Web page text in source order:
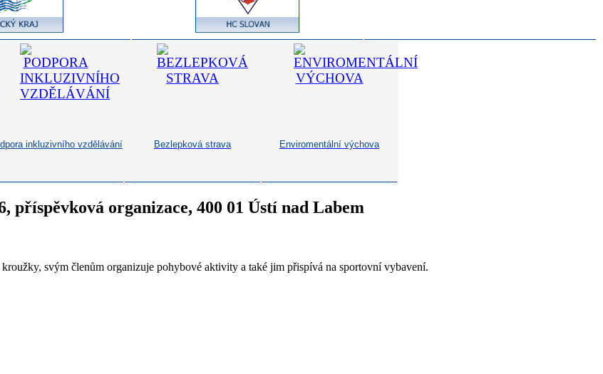
inkluzivního vzdělávání Bezlepková strava Enviromentální výchova
příspěvková organizace, 400 01 Ústí nad Labem
svým členům organizuje pohybové aktivity a také jim přispívá na sportovní vybavení.